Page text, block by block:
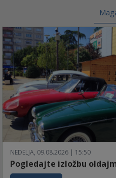
NEDELJA, 09.08.2026 | 15:50
Pogledajte izložbu